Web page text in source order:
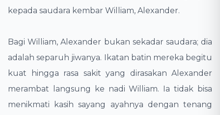
kepada saudara kembar William, Alexander.
​Bagi William, Alexander bukan sekadar saudara; dia
adalah separuh jiwanya. Ikatan batin mereka begitu
kuat hingga rasa sakit yang dirasakan Alexander
merambat langsung ke nadi William. Ia tidak bisa
menikmati kasih sayang ayahnya dengan tenang